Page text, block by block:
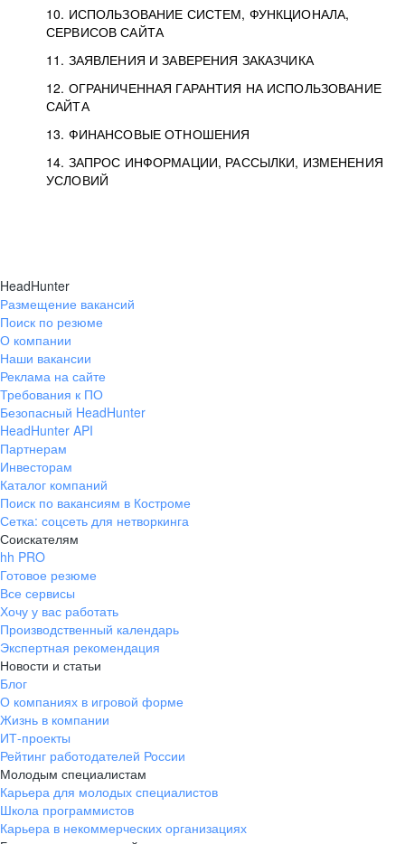
10. ИСПОЛЬЗОВАНИЕ СИСТЕМ, ФУНКЦИОНАЛА,
СЕРВИСОВ САЙТА
11. ЗАЯВЛЕНИЯ И ЗАВЕРЕНИЯ ЗАКАЗЧИКА
12. ОГРАНИЧЕННАЯ ГАРАНТИЯ НА ИСПОЛЬЗОВАНИЕ
САЙТА
13. ФИНАНСОВЫЕ ОТНОШЕНИЯ
14. ЗАПРОС ИНФОРМАЦИИ, РАССЫЛКИ, ИЗМЕНЕНИЯ
УСЛОВИЙ
HeadHunter
Размещение вакансий
Поиск по резюме
О компании
Наши вакансии
Реклама на сайте
Требования к ПО
Безопасный HeadHunter
HeadHunter API
Партнерам
Инвесторам
Каталог компаний
Поиск по вакансиям в Костроме
Сетка: соцсеть для нетворкинга
Соискателям
hh PRO
Готовое резюме
Все сервисы
Хочу у вас работать
Производственный календарь
Экспертная рекомендация
Новости и статьи
Блог
О компаниях в игровой форме
Жизнь в компании
ИТ-проекты
Рейтинг работодателей России
Молодым специалистам
Карьера для молодых специалистов
Школа программистов
Карьера в некоммерческих организациях